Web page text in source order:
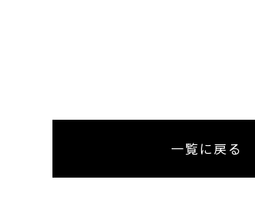
一覧に戻る